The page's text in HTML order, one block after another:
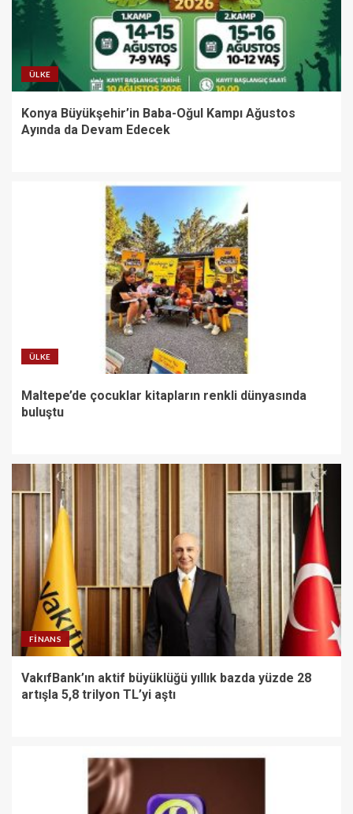
ÜLKE
Konya Büyükşehir’in Baba-Oğul Kampı Ağustos
Ayında da Devam Edecek
ÜLKE
Maltepe’de çocuklar kitapların renkli dünyasında
buluştu
FINANS
VakıfBank’ın aktif büyüklüğü yıllık bazda yüzde 28
artışla 5,8 trilyon TL’yi aştı